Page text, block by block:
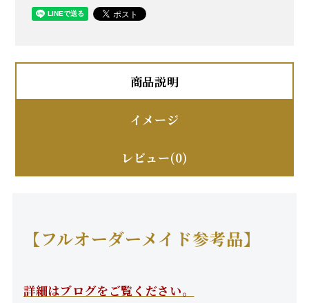
商品説明
イメージ
レビュー(0)
【フルオーダーメイド参考品】
詳細はブログをご覧ください。